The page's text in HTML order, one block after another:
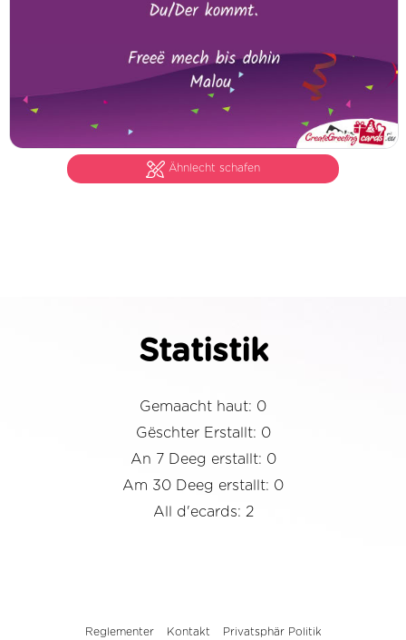
Ähnlecht schafen
Statistik
Gemaacht haut: 0
Gëschter Erstallt: 0
An 7 Deeg erstallt: 0
Am 30 Deeg erstallt: 0
All d'ecards: 2
Reglementer Kontakt Privatsphär Politik